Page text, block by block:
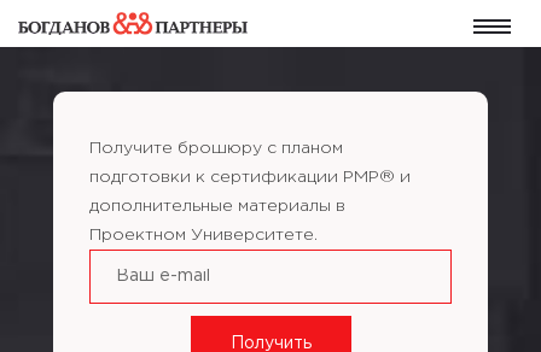
Получите брошюру с планом
подготовки к сертификации PMP® и
дополнительные материалы в
Проектном Университете.